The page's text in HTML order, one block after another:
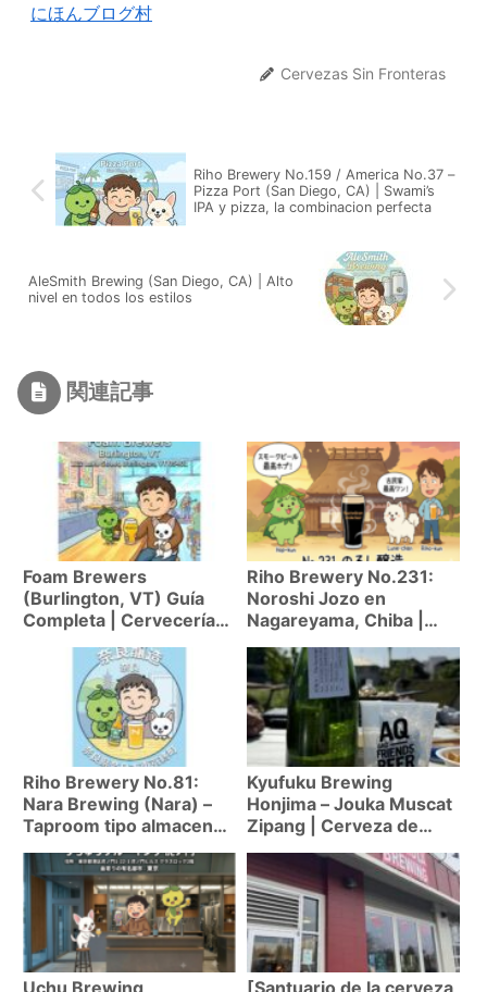
にほんブログ村
Cervezas Sin Fronteras
Riho Brewery No.159 / America No.37 –
Pizza Port (San Diego, CA) | Swami’s
IPA y pizza, la combinacion perfecta
AleSmith Brewing (San Diego, CA) | Alto
nivel en todos los estilos
関連記事
Foam Brewers
(Burlington, VT) Guía
Completa | Cervecería
97 en BeerAdvocate
Riho Brewery No.231:
Noroshi Jozo en
Nagareyama, Chiba |
Rauchbier en casa
tradicional!
Riho Brewery No.81:
Nara Brewing (Nara) –
Taproom tipo almacen
con Hazy IPA premiada
Kyufuku Brewing
Honjima – Jouka Muscat
Zipang | Cerveza de
frutas